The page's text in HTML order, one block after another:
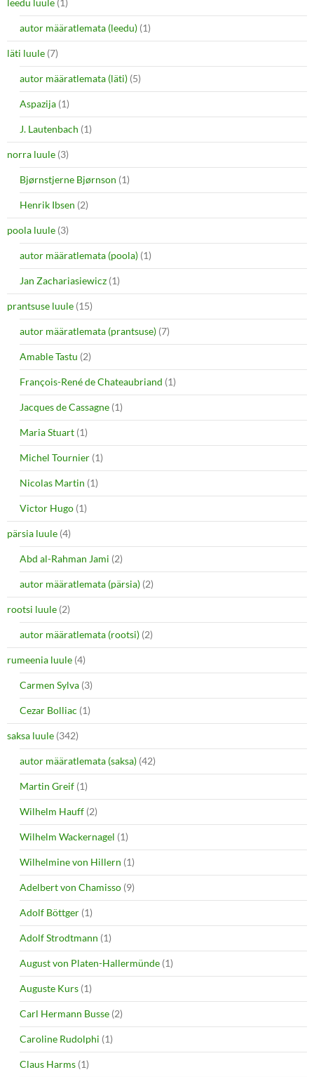
autor määratlemata (leedu) (1)
läti luule (7)
autor määratlemata (läti) (5)
Aspazija (1)
J. Lautenbach (1)
norra luule (3)
Bjørnstjerne Bjørnson (1)
Henrik Ibsen (2)
poola luule (3)
autor määratlemata (poola) (1)
Jan Zachariasiewicz (1)
prantsuse luule (15)
autor määratlemata (prantsuse) (7)
Amable Tastu (2)
François-René de Chateaubriand (1)
Jacques de Cassagne (1)
Maria Stuart (1)
Michel Tournier (1)
Nicolas Martin (1)
Victor Hugo (1)
pärsia luule (4)
Abd al-Rahman Jami (2)
autor määratlemata (pärsia) (2)
rootsi luule (2)
autor määratlemata (rootsi) (2)
rumeenia luule (4)
Carmen Sylva (3)
Cezar Bolliac (1)
saksa luule (342)
autor määratlemata (saksa) (42)
Martin Greif (1)
Wilhelm Hauff (2)
Wilhelm Wackernagel (1)
Wilhelmine von Hillern (1)
Adelbert von Chamisso (9)
Adolf Böttger (1)
Adolf Strodtmann (1)
August von Platen-Hallermünde (1)
Auguste Kurs (1)
Carl Hermann Busse (2)
Caroline Rudolphi (1)
Claus Harms (1)